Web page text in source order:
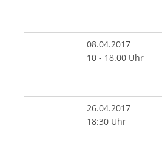
08.04.2017
10 - 18.00 Uhr
26.04.2017
18:30 Uhr